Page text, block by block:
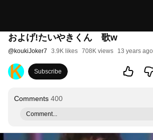
およげ!たいやきくん 歌w
@koukiJoker7 3.9K likes 708K views 13 years ago
Subscribe
Comments 400
Comment...